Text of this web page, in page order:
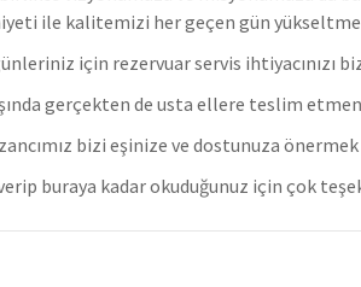
ile kalitemizi her geçen gün
için rezervuar servis ihtiyacınızı
gerçekten de usta ellere teslim
bizi eşinize ve dostunuza
buraya kadar okuduğunuz için çok